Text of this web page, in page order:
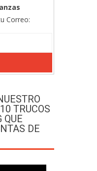
Correo:
TRUCOS
QUE
DE